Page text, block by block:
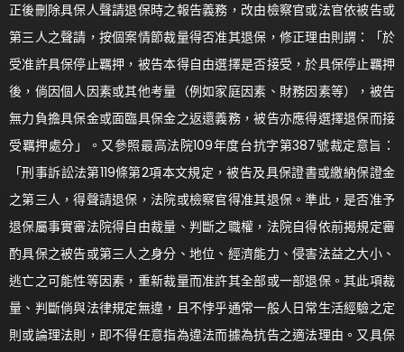
正後刪除具保人聲請退保時之報告義務，改由檢察官或法官依被告或
第三人之聲請，按個案情節裁量得否准其退保，修正理由則謂：「於
受准許具保停止羈押，被告本得自由選擇是否接受，於具保停止羈押
後，倘因個人因素或其他考量（例如家庭因素、財務因素等），被告
無力負擔具保金或面臨具保金之返還義務，被告亦應得選擇退保而接
受羈押處分」。又參照最高法院109年度台抗字第387號裁定意旨：
「刑事訴訟法第119條第2項本文規定，被告及具保證書或繳納保證金
之第三人，得聲請退保，法院或檢察官得准其退保。準此，是否准予
退保屬事實審法院得自由裁量、判斷之職權，法院自得依前揭規定審
酌具保之被告或第三人之身分、地位、經濟能力、侵害法益之大小、
逃亡之可能性等因素，重新裁量而准許其全部或一部退保。其此項裁
量、判斷倘與法律規定無違，且不悖乎通常一般人日常生活經驗之定
則或論理法則，即不得任意指為違法而據為抗告之適法理由。又具保